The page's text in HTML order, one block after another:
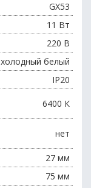
GX53
11 Вт
220 В
холодный белый
IP20
6400 К
нет
27 мм
75 мм